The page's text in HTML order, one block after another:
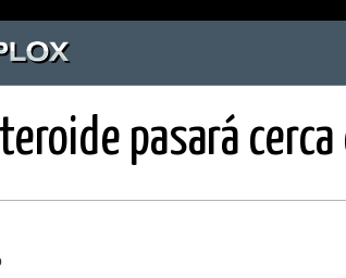
pasará